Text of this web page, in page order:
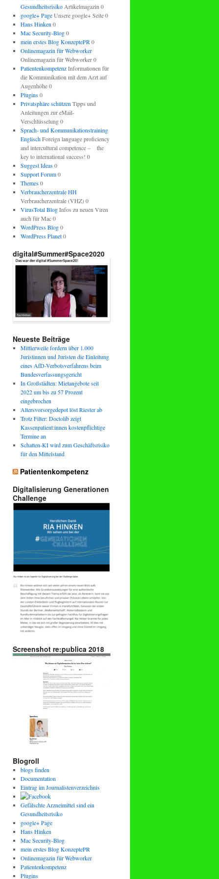
GesundheitsrisikoArtikelmagazin 0
google+ PageUnsere google+ Seite 0
Hans Hinken 0
Mac Security-Blog0
mein erstes Blog KonzeptePR 0
Onlinemagazin für Webworker
Onlinemagazin für Webworker 0
PatientenkompetenzInformationen für
die Kommunikation mit dem Arzt auf
Augenhöhe 0
Plugins0
Privatsphäre schützen Tipps und
Anleitungen zur eMail-
Verschlüsselung 0
Sprach- und Kommunikationstraining
EnglischForeign language proficiency
and intercultural competence – the
key to international success! 0
Suggest Ideas0
Support Forum0
Themes0
Verbraucherzentrale HH
Verbraucherzentrale (VHZ) 0
VirusTotal BlogInfos zu neuen Viren
auch für Mac 0
WordPress Blog0
WordPress Planet0
digital#Summer#Space2020
Neueste Beiträge
Mittlerweile fordern über 1.000
Juristinnen und Juristen die Einleitung
eines AfD-Verbotsverfahrens beim
Bundesverfassungsgericht
In Großstädten: Mietangebote seit
2022 um bis zu 57 Prozent
eingebrochen
Altersvorsorgedepot löst Riester ab
Trotz Filter: Doctolib zeigt
Kassenpatient:innen kostenpflichtige
Termine an
Schatten-KI wird zum Geschäftsrisiko
für den Mittelstand
Patientenkompetenz
Digitalisierung Generationen
Challenge
Screenshot re:publica 2018
Blogroll
blogs finden
Documentation
Eintrag im Journalistenverzeichnis
Gefälschte Arzneimittel sind ein
Gesundheitsrisiko
google+ Page
Hans Hinken
Mac Security-Blog
mein erstes Blog KonzeptePR
Onlinemagazin für Webworker
Patientenkompetenz
Plugins